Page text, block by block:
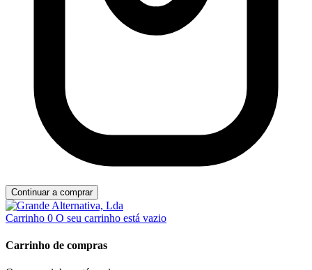
Continuar a comprar
Carrinho 0 O seu carrinho está vazio
Carrinho de compras